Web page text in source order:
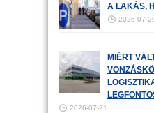
A LAKÁS,
2026-07-
MIÉRT
2026-07-21